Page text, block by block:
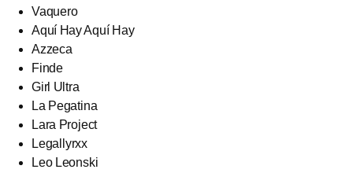
Vaquero
Aquí Hay Aquí Hay
Azzeca
Finde
Girl Ultra
La Pegatina
Lara Project
Legallyrxx
Leo Leonski